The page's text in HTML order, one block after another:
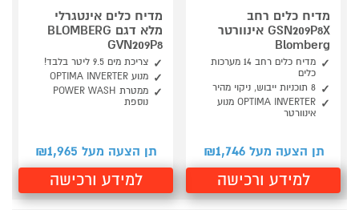
מדיח כלים רחב
GSN209P8X אינוורטר
Blomberg
מדיח כלים רחב 14 מערכות
כלים
8 תוכניות ייבוש, ניקוי מהיר
OPTIMA INVERTER מנוע
אינוורטר
תן הצעה מעל ₪ 1,746
למידע ורכישה
מדיח כלים אינטגרלי
מלא דגם BLOMBERG
GVN209P8
צריכת מים 9.5 ליטר בלבד!
מנוע OPTIMA INVERTER
ממטרת POWER WASH
נוספת
תן הצעה מעל ₪ 1,965
למידע ורכישה